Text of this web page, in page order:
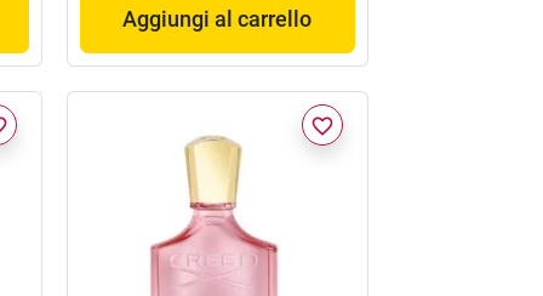
Aggiungi al carrello
favorite_border